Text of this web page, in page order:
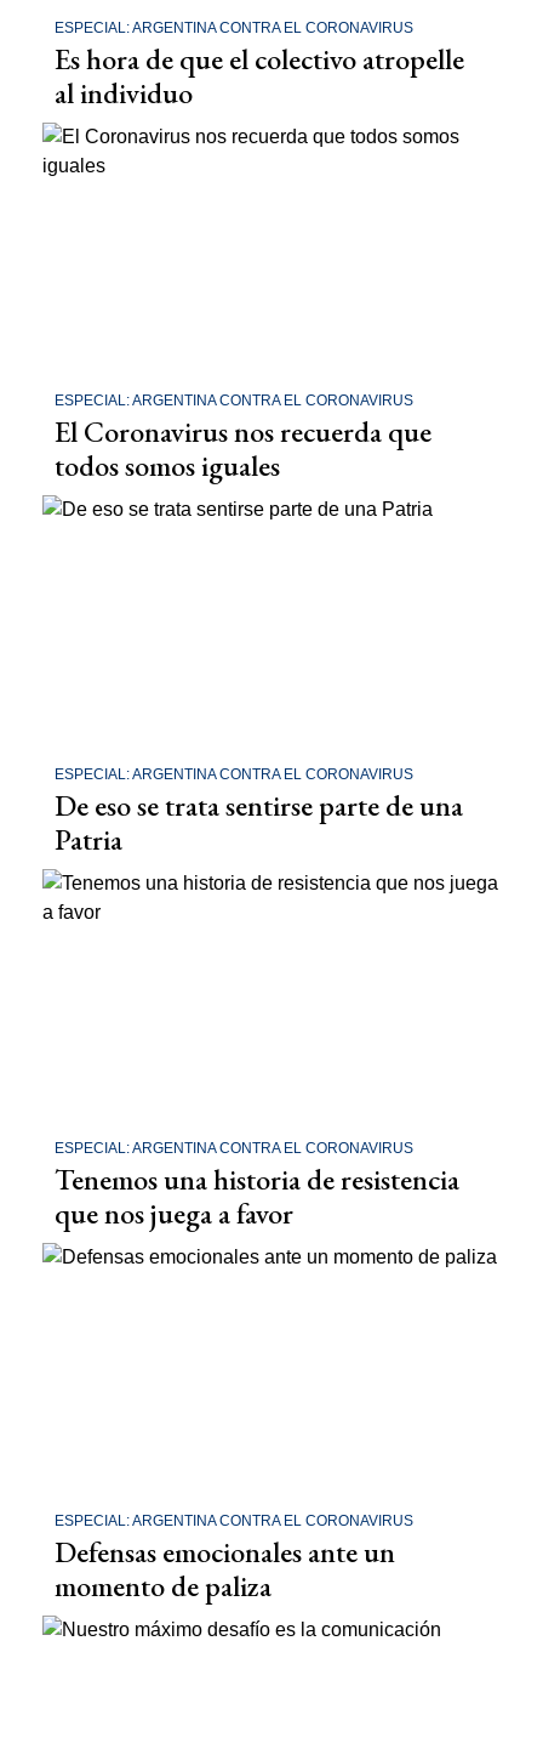
ESPECIAL: ARGENTINA CONTRA EL CORONAVIRUS
Es hora de que el colectivo atropelle
al individuo
ESPECIAL: ARGENTINA CONTRA EL CORONAVIRUS
El Coronavirus nos recuerda que
todos somos iguales
ESPECIAL: ARGENTINA CONTRA EL CORONAVIRUS
De eso se trata sentirse parte de una
Patria
ESPECIAL: ARGENTINA CONTRA EL CORONAVIRUS
Tenemos una historia de resistencia
que nos juega a favor
ESPECIAL: ARGENTINA CONTRA EL CORONAVIRUS
Defensas emocionales ante un
momento de paliza